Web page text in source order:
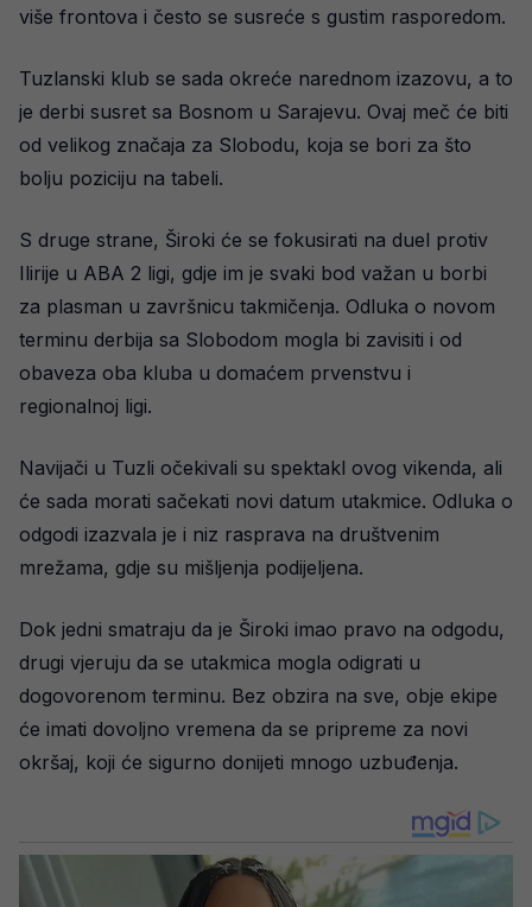
više frontova i često se susreće s gustim rasporedom.
Tuzlanski klub se sada okreće narednom izazovu, a to
je derbi susret sa Bosnom u Sarajevu. Ovaj meč će biti
od velikog značaja za Slobodu, koja se bori za što
bolju poziciju na tabeli.
S druge strane, Široki će se fokusirati na duel protiv
Ilirije u ABA 2 ligi, gdje im je svaki bod važan u borbi
za plasman u završnicu takmičenja. Odluka o novom
terminu derbija sa Slobodom mogla bi zavisiti i od
obaveza oba kluba u domaćem prvenstvu i
regionalnoj ligi.
Navijači u Tuzli očekivali su spektakl ovog vikenda, ali
će sada morati sačekati novi datum utakmice. Odluka o
odgodi izazvala je i niz rasprava na društvenim
mrežama, gdje su mišljenja podijeljena.
Dok jedni smatraju da je Široki imao pravo na odgodu,
drugi vjeruju da se utakmica mogla odigrati u
dogovorenom terminu. Bez obzira na sve, obje ekipe
će imati dovoljno vremena da se pripreme za novi
okršaj, koji će sigurno donijeti mnogo uzbuđenja.